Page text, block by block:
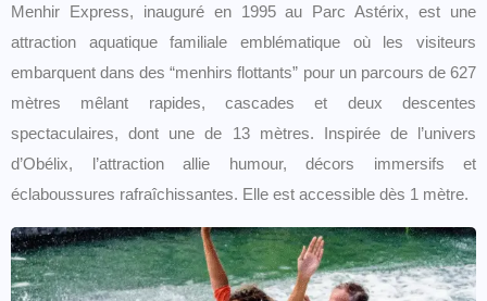
Menhir Express, inauguré en 1995 au Parc Astérix, est une
attraction aquatique familiale emblématique où les visiteurs
embarquent dans des “menhirs flottants” pour un parcours de 627
mètres mêlant rapides, cascades et deux descentes
spectaculaires, dont une de 13 mètres. Inspirée de l’univers
d’Obélix, l’attraction allie humour, décors immersifs et
éclaboussures rafraîchissantes. Elle est accessible dès 1 mètre.